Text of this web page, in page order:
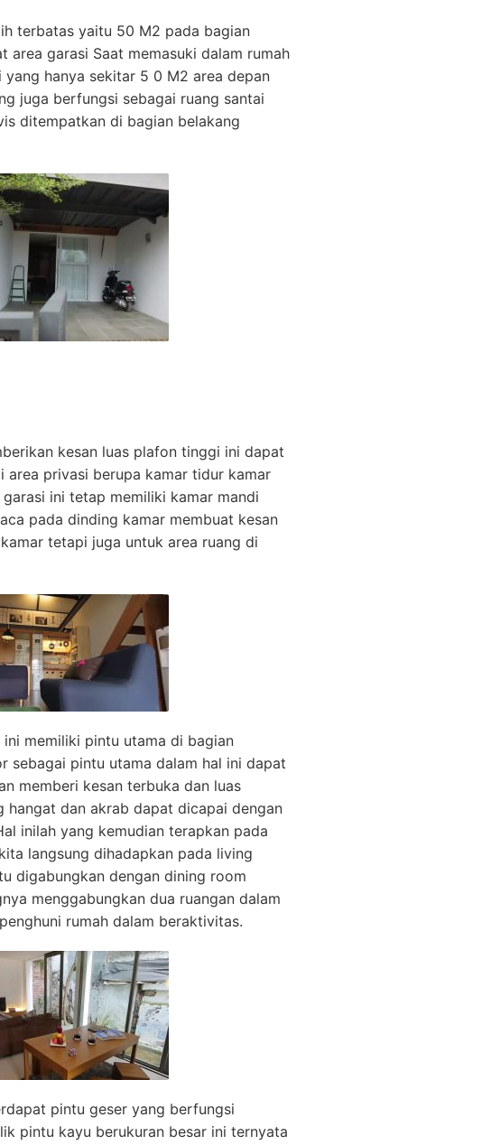
terbatas yaitu 50 M2 pada bagian
area garasi Saat memasuki dalam rumah
hanya sekitar 5 0 M2 area depan
juga berfungsi sebagai ruang santai
ditempatkan di bagian belakang
kesan luas plafon tinggi ini dapat
area privasi berupa kamar tidur kamar
ini tetap memiliki kamar mandi
pada dinding kamar membuat kesan
tetapi juga untuk area ruang di
memiliki pintu utama di bagian
sebagai pintu utama dalam hal ini dapat
memberi kesan terbuka dan luas
hangat dan akrab dapat dicapai dengan
inilah yang kemudian terapkan pada
langsung dihadapkan pada living
digabungkan dengan dining room
menggabungkan dua ruangan dalam
rumah dalam beraktivitas.
pintu geser yang berfungsi
pintu kayu berukuran besar ini ternyata